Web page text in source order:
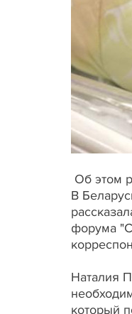
Об этом
В
форума
Наталия
который